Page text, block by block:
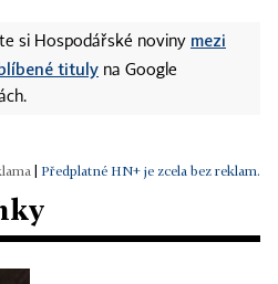
si Hospodářské noviny mezi
tituly na Google
Předplatné HN+ je zcela bez reklam.